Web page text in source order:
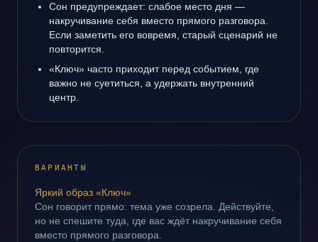
Сон предупреждает: слабое место дня —
накручивание себя вместо прямого разговора.
Если заметить его вовремя, старый сценарий не
повторится.
«Ключ» часто приходит перед событием, где
важно не суетиться, а удержать внутренний
центр.
ВАРИАНТЫ
Яркий образ «Ключ»
Сон говорит прямо: тема уже созрела. Действуйте,
но не спешите туда, где вас ждёт накручивание себя
вместо прямого разговора.